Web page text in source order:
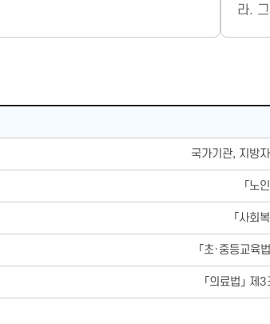
라.
국가기관, 지방
「노
「사회
「초·중등교육
「의료법」